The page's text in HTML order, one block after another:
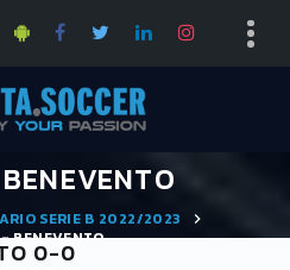
SERIE B 2022/2023
BENEVENTO
0-0